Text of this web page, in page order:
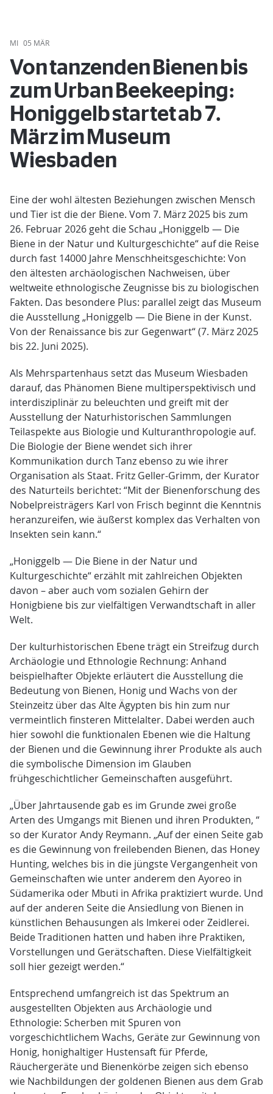
MI 05 MÄR
Von tanzenden Bienen bis
zum Urban Beekeeping:
Honiggelb startet ab 7.
März im Museum
Wiesbaden
Eine der wohl ältesten Beziehungen zwischen Mensch
und Tier ist die der Biene. Vom 7. März 2025 bis zum
26. Februar 2026 geht die Schau „Honiggelb — Die
Biene in der Natur und Kulturgeschichte“ auf die Reise
durch fast 14000 Jahre Menschheitsgeschichte: Von
den ältesten archäologischen Nachweisen, über
weltweite ethnologische Zeugnisse bis zu biologischen
Fakten. Das besondere Plus: parallel zeigt das Museum
die Ausstellung „Honiggelb — Die Biene in der Kunst.
Von der Renaissance bis zur Gegenwart“ (7. März 2025
bis 22. Juni 2025).
Als Mehrspartenhaus setzt das Museum Wiesbaden
darauf, das Phänomen Biene multiperspektivisch und
interdisziplinär zu beleuchten und greift mit der
Ausstellung der Naturhistorischen Sammlungen
Teilaspekte aus Biologie und Kulturanthropologie auf.
Die Biologie der Biene wendet sich ihrer
Kommunikation durch Tanz ebenso zu wie ihrer
Organisation als Staat. Fritz Geller-Grimm, der Kurator
des Naturteils berichtet: “Mit der Bienenforschung des
Nobelpreisträgers Karl von Frisch beginnt die Kenntnis
heranzureifen, wie äußerst komplex das Verhalten von
Insekten sein kann.“
„Honiggelb — Die Biene in der Natur und
Kulturgeschichte“ erzählt mit zahlreichen Objekten
davon – aber auch vom sozialen Gehirn der
Honigbiene bis zur vielfältigen Verwandtschaft in aller
Welt.
Der kulturhistorischen Ebene trägt ein Streifzug durch
Archäologie und Ethnologie Rechnung: Anhand
beispielhafter Objekte erläutert die Ausstellung die
Bedeutung von Bienen, Honig und Wachs von der
Steinzeitz über das Alte Ägypten bis hin zum nur
vermeintlich finsteren Mittelalter. Dabei werden auch
hier sowohl die funktionalen Ebenen wie die Haltung
der Bienen und die Gewinnung ihrer Produkte als auch
die symbolische Dimension im Glauben
frühgeschichtlicher Gemeinschaften ausgeführt.
„Über Jahrtausende gab es im Grunde zwei große
Arten des Umgangs mit Bienen und ihren Produkten, “
so der Kurator Andy Reymann. „Auf der einen Seite gab
es die Gewinnung von freilebenden Bienen, das Honey
Hunting, welches bis in die jüngste Vergangenheit von
Gemeinschaften wie unter anderem den Ayoreo in
Südamerika oder Mbuti in Afrika praktiziert wurde. Und
auf der anderen Seite die Ansiedlung von Bienen in
künstlichen Behausungen als Imkerei oder Zeidlerei.
Beide Traditionen hatten und haben ihre Praktiken,
Vorstellungen und Gerätschaften. Diese Vielfältigkeit
soll hier gezeigt werden.“
Entsprechend umfangreich ist das Spektrum an
ausgestellten Objekten aus Archäologie und
Ethnologie: Scherben mit Spuren von
vorgeschichtlichem Wachs, Geräte zur Gewinnung von
Honig, honighaltiger Hustensaft für Pferde,
Räuchergeräte und Bienenkörbe zeigen sich ebenso
wie Nachbildungen der goldenen Bienen aus dem Grab